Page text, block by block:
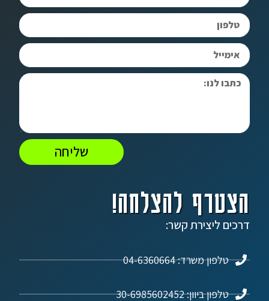
הצטרף להצלחה!
דרכים ליצירת קשר:
טלפון משרד: 04-6360664
טלפון ביוון: 30-6985602452
שליחה